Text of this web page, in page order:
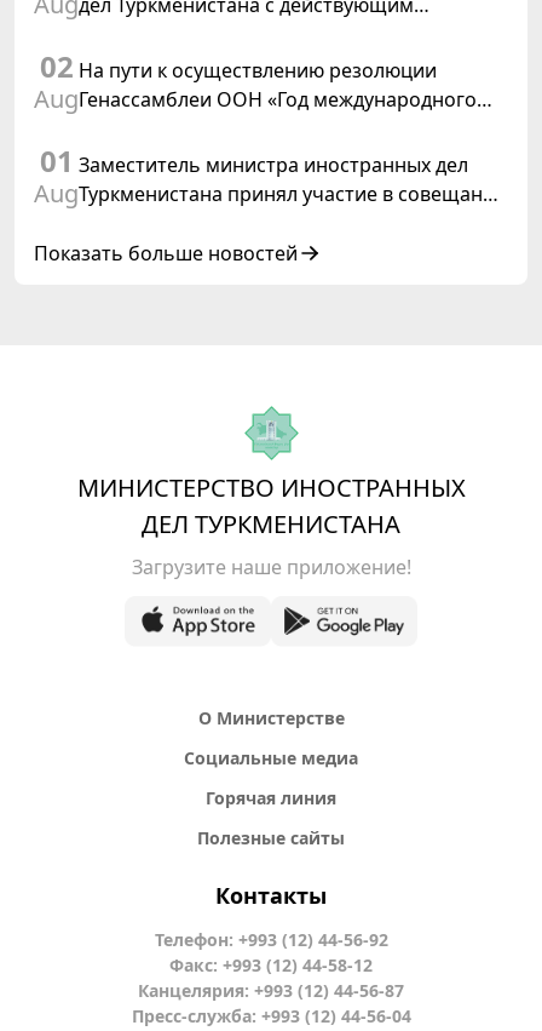
02
Aug
На пути к осуществлению резолюции
Генассамблеи ООН «Год международного
Туркменистаном
01
Aug
Заместитель министра иностранных дел
Туркменистана принял участие в совещании
сотрудничества «Центральная Азия –
Показать больше новостей
МИНИСТЕРСТВО ИНОСТРАННЫХ
ДЕЛ ТУРКМЕНИСТАНА
Загрузите наше приложение!
О Министерстве
Социальные медиа
Горячая линия
Полезные сайты
Контакты
Телефон: +993 (12) 44-56-92
Факс: +993 (12) 44-58-12
Канцелярия: +993 (12) 44-56-87
Пресс-служба: +993 (12) 44-56-04